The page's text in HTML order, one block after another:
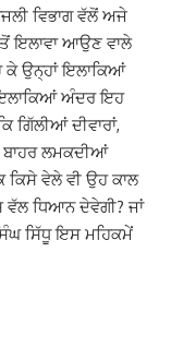
ਵਿਭਾਗ ਵੱਲੋਂ ਅਜੇ
ਇਲਾਵਾ ਆਉਣ ਵਾਲੇ
ਕੇ ਉਨ੍ਹਾਂ ਇਲਾਕਿਆਂ
ਇਲਾਕਿਆਂ ਅੰਦਰ ਇਹ
ਗਿੱਲੀਆਂ ਦੀਵਾਰਾਂ,
ਬਾਹਰ ਲਮਕਦੀਆਂ
ਕਿਸੇ ਵੇਲੇ ਵੀ ਉਹ ਕਾਲ
ਧਿਆਨ ਦੇਵੇਗੀ? ਜਾਂ
ਸਿੱਧੂ ਇਸ ਮਹਿਕਮੇਂ